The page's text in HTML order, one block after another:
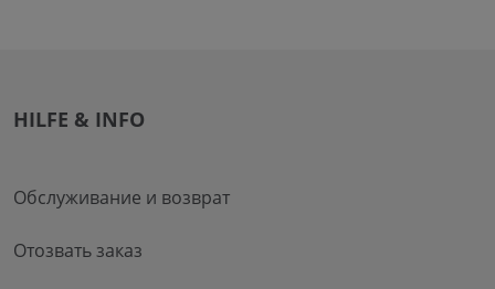
HILFE & INFO
Обслуживание и возврат
Отозвать заказ